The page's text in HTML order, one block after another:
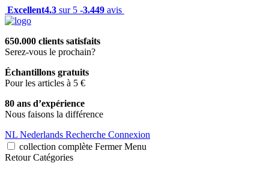
Excellent4.3 sur 5 -3.449 avis
650.000 clients satisfaits
Serez-vous le prochain?
Échantillons gratuits
Pour les articles à 5 €
80 ans d’expérience
Nous faisons la différence
NL Nederlands Recherche Connexion
collection complète Fermer Menu
Retour Catégories